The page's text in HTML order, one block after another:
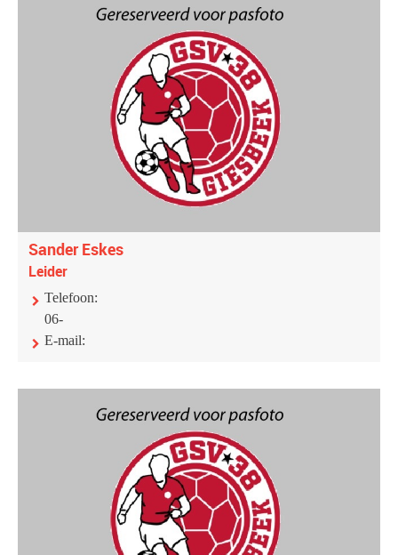
Sander Eskes
Leider
Telefoon:
06-
E-mail: